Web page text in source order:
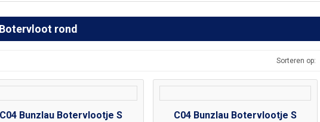
rond
Sorteren op:
C04 Bunzlau Botervlootje S
C04 Bunzlau Botervlootje S